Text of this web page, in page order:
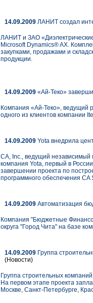
14.09.2009 ЛАНИТ создал
ЛАНИТ и ЗАО
Microsoft Dynamics® AX.
закупками, продажами и
продукции.
14.09.2009 «Ай-Теко»
Компания «Ай-Теко», ведущий
одного из клиентов компании
14.09.2009 Yota внедрила
CA, Inc., ведущий независимый
компания Yota, первый в
завершении проекта по
программного обеспечения CA
14.09.2009 Автоматизация
Компания "Бюджетные
округа "Город Чита" на базе
14.09.2009 Группа
(Новости)
Группа строительных
На первом этапе проекта
Москве, Санкт-Петербурге,